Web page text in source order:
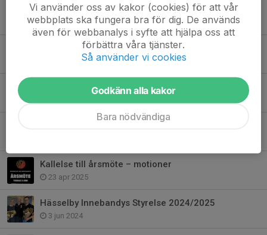
10 apr, 17:31
Årsmöte genomfört - styrelsen 2025/2026
3 jun 2025
Kallelse till årsmöte – motioner
23 apr 2025
Hässelby Innebandys Styrelse 2024/2025
3 jun 2024
Vi använder oss av kakor (cookies) för att vår
webbplats ska fungera bra för dig. De används
även för webbanalys i syfte att hjälpa oss att
förbättra våra tjänster.
Så använder vi cookies
Godkänn alla kakor
Bara nödvändiga